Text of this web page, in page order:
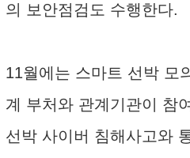
의 보안점검도 수행한다.
11월에는 스마트 선박 모
계 부처와 관계기관이 참
선박 사이버 침해사고와